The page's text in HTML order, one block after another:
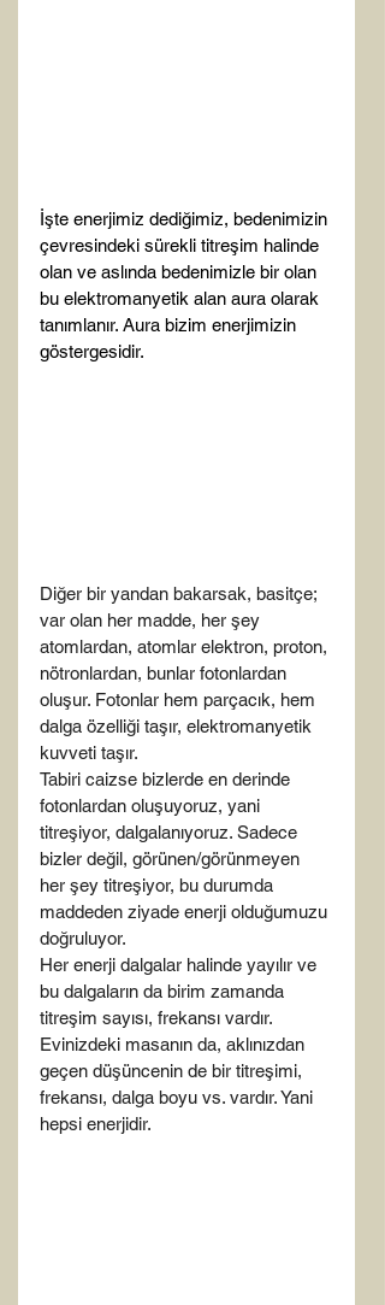
İşte enerjimiz dediğimiz, bedenimizin
çevresindeki sürekli titreşim halinde
olan ve aslında bedenimizle bir olan
bu elektromanyetik alan aura olarak
tanımlanır. Aura bizim enerjimizin
göstergesidir.
Diğer bir yandan bakarsak, basitçe;
var olan her madde, her şey
atomlardan, atomlar elektron, proton,
nötronlardan, bunlar fotonlardan
oluşur. Fotonlar hem parçacık, hem
dalga özelliği taşır, elektromanyetik
kuvveti taşır.
Tabiri caizse bizlerde en derinde
fotonlardan oluşuyoruz, yani
titreşiyor, dalgalanıyoruz. Sadece
bizler değil, görünen/görünmeyen
her şey titreşiyor, bu durumda
maddeden ziyade enerji olduğumuzu
doğruluyor.
Her enerji dalgalar halinde yayılır ve
bu dalgaların da birim zamanda
titreşim sayısı, frekansı vardır.
Evinizdeki masanın da, aklınızdan
geçen düşüncenin de bir titreşimi,
frekansı, dalga boyu vs. vardır. Yani
hepsi enerjidir.